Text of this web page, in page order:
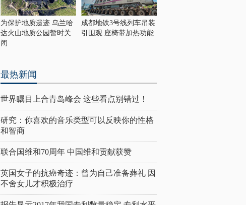
为保护地质遗迹 乌兰哈
达火山地质公园暂时关
闭
成都地铁3号线列车吊装
引围观 座椅带加热功能
最热新闻
世界瞩目上合青岛峰会 这些看点别错过！
研究：你喜欢的音乐类型可以反映你的性格
和智商
联合国维和70周年 中国维和贡献获赞
英国女子的抗癌奇迹：曾为自己准备葬礼 因
不舍女儿才积极治疗